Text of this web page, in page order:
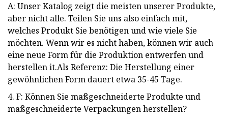
A: Unser Katalog zeigt die meisten unserer Produkte,
aber nicht alle. Teilen Sie uns also einfach mit,
welches Produkt Sie benötigen und wie viele Sie
möchten. Wenn wir es nicht haben, können wir auch
eine neue Form für die Produktion entwerfen und
herstellen it.Als Referenz: Die Herstellung einer
gewöhnlichen Form dauert etwa 35-45 Tage.
4. F: Können Sie maßgeschneiderte Produkte und
maßgeschneiderte Verpackungen herstellen?